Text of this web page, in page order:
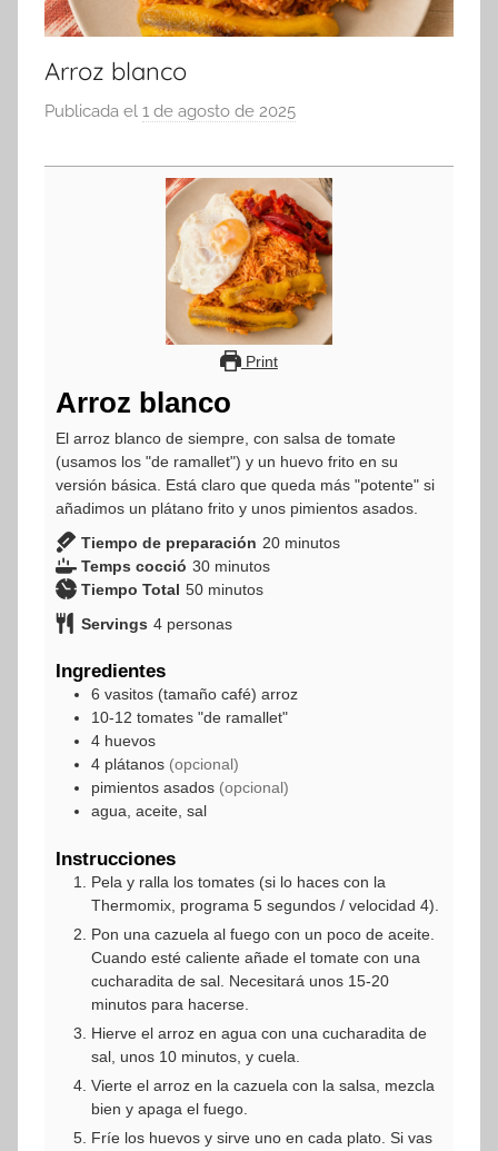
Arroz blanco
Publicada el 1 de agosto de 2025
r
a
d
m
i
n
Print
Arroz blanco
El arroz blanco de siempre, con salsa de tomate
(usamos los "de ramallet") y un huevo frito en su
versión básica. Está claro que queda más "potente" si
añadimos un plátano frito y unos pimientos asados.
Tiempo de preparación 20minutos
minutos
Temps cocció 30minutos
minutos
Tiempo Total 50minutos
minutos
Servings 4 personas
Ingredientes
6 vasitos (tamaño café) arroz
10-12 tomates "de ramallet"
4 huevos
4 plátanos (opcional)
pimientos asados (opcional)
agua, aceite, sal
Instrucciones
Pela y ralla los tomates (si lo haces con la
Thermomix, programa 5 segundos / velocidad 4).
Pon una cazuela al fuego con un poco de aceite.
Cuando esté caliente añade el tomate con una
cucharadita de sal. Necesitará unos 15-20
minutos para hacerse.
Hierve el arroz en agua con una cucharadita de
sal, unos 10 minutos, y cuela.
Vierte el arroz en la cazuela con la salsa, mezcla
bien y apaga el fuego.
Fríe los huevos y sirve uno en cada plato. Si vas